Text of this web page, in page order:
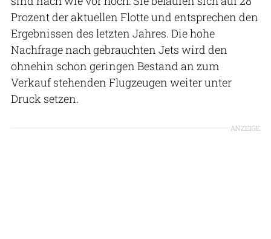
Prozent der aktuellen Flotte und entsprechen den
Ergebnissen des letzten Jahres. Die hohe
Nachfrage nach gebrauchten Jets wird den
ohnehin schon geringen Bestand an zum
Verkauf stehenden Flugzeugen weiter unter
Druck setzen.
ANZEIGE